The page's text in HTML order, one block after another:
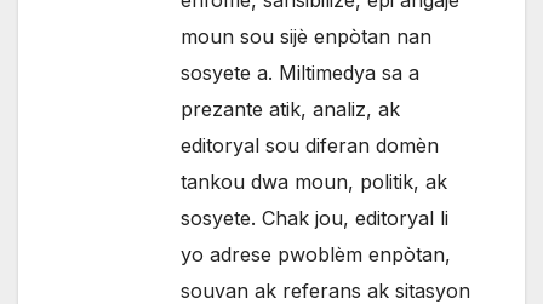
moun sou sijè enpòtan nan
sosyete a. Miltimedya sa a
prezante atik, analiz, ak
editoryal sou diferan domèn
tankou dwa moun, politik, ak
sosyete. Chak jou, editoryal li
yo adrese pwoblèm enpòtan,
souvan ak referans ak sitasyon